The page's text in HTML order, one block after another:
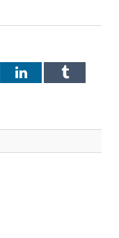
LinkedInTumblr